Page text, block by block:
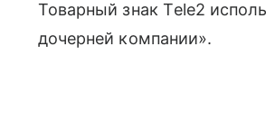
Товарный знак Тele2
дочерней компании».